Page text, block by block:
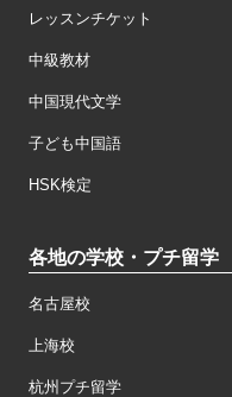
レッスンチケット
中級教材
中国現代文学
子ども中国語
HSK検定
各地の学校・プチ留学
名古屋校
上海校
杭州プチ留学